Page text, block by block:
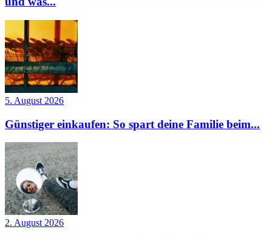
5. August 2026
Günstiger einkaufen: So spart deine Familie beim...
2. August 2026